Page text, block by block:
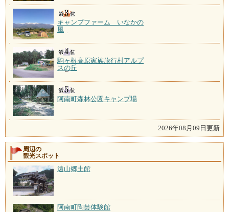
キャンプファーム いなかの
風
駒ヶ根高原家族旅行村アルプ
スの丘
阿南町森林公園キャンプ場
2026年08月09日更新
周辺の
観光スポット
遠山郷土館
阿南町陶芸体験館